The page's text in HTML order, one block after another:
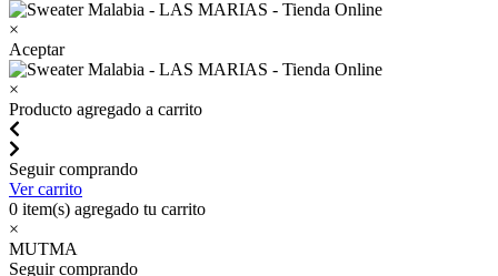
×
Aceptar
×
Producto agregado a carrito
Seguir comprando
Ver carrito
0 item(s) agregado tu carrito
×
MUTMA
Seguir comprando